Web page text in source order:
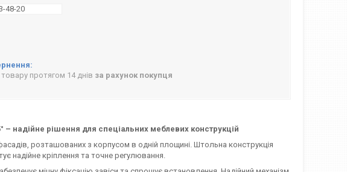
48-20
протягом 14 днів за рахунок покупця
надійне рішення для спеціальних меблевих конструкцій
розташованих з корпусом в одній площині. Штольна конструкція
надійне кріплення та точне регулювання.